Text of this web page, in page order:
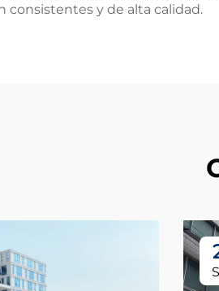
consistentes y de alta calidad.